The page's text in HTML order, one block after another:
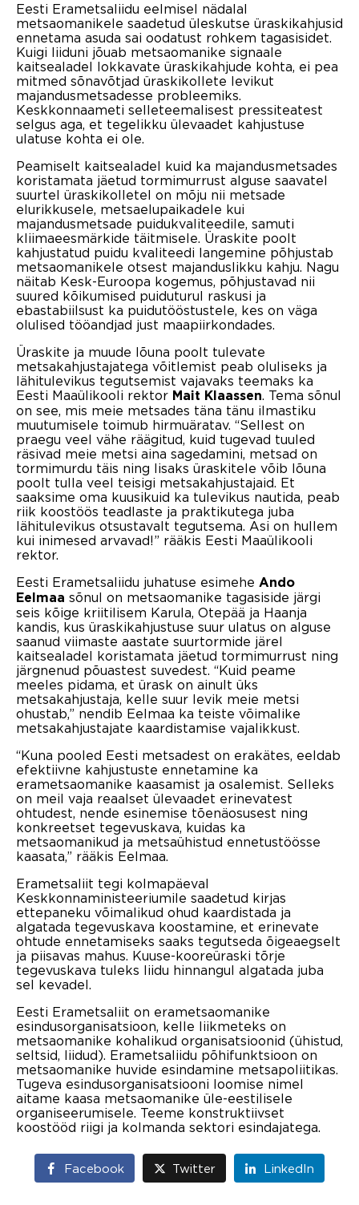
Eesti Erametsaliidu eelmisel nädalal
metsaomanikele saadetud üleskutse üraskikahjusid
ennetama asuda sai oodatust rohkem tagasisidet.
Kuigi liiduni jõuab metsaomanike signaale
kaitsealadel lokkavate üraskikahjude kohta, ei pea
mitmed sõnavõtjad üraskikollete levikut
majandusmetsadesse probleemiks.
Keskkonnaameti selleteemalisest pressiteatest
selgus aga, et tegelikku ülevaadet kahjustuse
ulatuse kohta ei ole.
Peamiselt kaitsealadel kuid ka majandusmetsades
koristamata jäetud tormimurrust alguse saavatel
suurtel üraskikolletel on mõju nii metsade
elurikkusele, metsaelupaikadele kui
majandusmetsade puidukvaliteedile, samuti
kliimaeesmärkide täitmisele. Üraskite poolt
kahjustatud puidu kvaliteedi langemine põhjustab
metsaomanikele otsest majanduslikku kahju. Nagu
näitab Kesk-Euroopa kogemus, põhjustavad nii
suured kõikumised puiduturul raskusi ja
ebastabiilsust ka puidutööstustele, kes on väga
olulised tööandjad just maapiirkondades.
Üraskite ja muude lõuna poolt tulevate
metsakahjustajatega võitlemist peab oluliseks ja
lähitulevikus tegutsemist vajavaks teemaks ka
Eesti Maaülikooli rektor Mait Klaassen. Tema sõnul
on see, mis meie metsades täna tänu ilmastiku
muutumisele toimub hirmuäratav. “Sellest on
praegu veel vähe räägitud, kuid tugevad tuuled
räsivad meie metsi aina sagedamini, metsad on
tormimurdu täis ning lisaks üraskitele võib lõuna
poolt tulla veel teisigi metsakahjustajaid. Et
saaksime oma kuusikuid ka tulevikus nautida, peab
riik koostöös teadlaste ja praktikutega juba
lähitulevikus otsustavalt tegutsema. Asi on hullem
kui inimesed arvavad!” rääkis Eesti Maaülikooli
rektor.
Eesti Erametsaliidu juhatuse esimehe Ando
Eelmaa sõnul on metsaomanike tagasiside järgi
seis kõige kriitilisem Karula, Otepää ja Haanja
kandis, kus üraskikahjustuse suur ulatus on alguse
saanud viimaste aastate suurtormide järel
kaitsealadel koristamata jäetud tormimurrust ning
järgnenud põuastest suvedest. “Kuid peame
meeles pidama, et ürask on ainult üks
metsakahjustaja, kelle suur levik meie metsi
ohustab,” nendib Eelmaa ka teiste võimalike
metsakahjustajate kaardistamise vajalikkust.
“Kuna pooled Eesti metsadest on erakätes, eeldab
efektiivne kahjustuste ennetamine ka
erametsaomanike kaasamist ja osalemist. Selleks
on meil vaja reaalset ülevaadet erinevatest
ohtudest, nende esinemise tõenäosusest ning
konkreetset tegevuskava, kuidas ka
metsaomanikud ja metsaühistud ennetustöösse
kaasata,” rääkis Eelmaa.
Erametsaliit tegi kolmapäeval
Keskkonnaministeeriumile saadetud kirjas
ettepaneku võimalikud ohud kaardistada ja
algatada tegevuskava koostamine, et erinevate
ohtude ennetamiseks saaks tegutseda õigeaegselt
ja piisavas mahus. Kuuse-kooreüraski tõrje
tegevuskava tuleks liidu hinnangul algatada juba
sel kevadel.
Eesti Erametsaliit on erametsaomanike
esindusorganisatsioon, kelle liikmeteks on
metsaomanike kohalikud organisatsioonid (ühistud,
seltsid, liidud). Erametsaliidu põhifunktsioon on
metsaomanike huvide esindamine metsapoliitikas.
Tugeva esindusorganisatsiooni loomise nimel
aitame kaasa metsaomanike üle-eestilisele
organiseerumisele. Teeme konstruktiivset
koostööd riigi ja kolmanda sektori esindajatega.
Facebook Twitter LinkedIn